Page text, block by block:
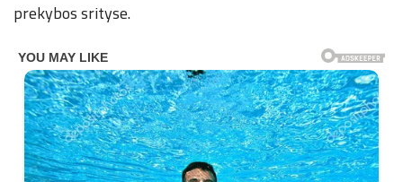
prekybos srityse.